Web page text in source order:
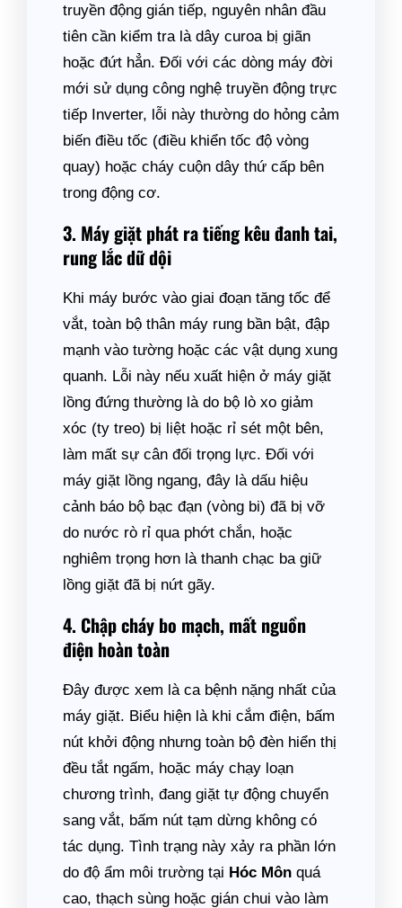
truyền động gián tiếp, nguyên nhân đầu
tiên cần kiểm tra là dây curoa bị giãn
hoặc đứt hẳn. Đối với các dòng máy đời
mới sử dụng công nghệ truyền động trực
tiếp Inverter, lỗi này thường do hỏng cảm
biến điều tốc (điều khiển tốc độ vòng
quay) hoặc cháy cuộn dây thứ cấp bên
trong động cơ.
3. Máy giặt phát ra tiếng kêu đanh tai,
rung lắc dữ dội
Khi máy bước vào giai đoạn tăng tốc để
vắt, toàn bộ thân máy rung bần bật, đập
mạnh vào tường hoặc các vật dụng xung
quanh. Lỗi này nếu xuất hiện ở máy giặt
lồng đứng thường là do bộ lò xo giảm
xóc (ty treo) bị liệt hoặc rỉ sét một bên,
làm mất sự cân đối trọng lực. Đối với
máy giặt lồng ngang, đây là dấu hiệu
cảnh báo bộ bạc đạn (vòng bi) đã bị vỡ
do nước rò rỉ qua phớt chắn, hoặc
nghiêm trọng hơn là thanh chạc ba giữ
lồng giặt đã bị nứt gãy.
4. Chập cháy bo mạch, mất nguồn
điện hoàn toàn
Đây được xem là ca bệnh nặng nhất của
máy giặt. Biểu hiện là khi cắm điện, bấm
nút khởi động nhưng toàn bộ đèn hiển thị
đều tắt ngấm, hoặc máy chạy loạn
chương trình, đang giặt tự động chuyển
sang vắt, bấm nút tạm dừng không có
tác dụng. Tình trạng này xảy ra phần lớn
do độ ẩm môi trường tại Hóc Môn quá
cao, thạch sùng hoặc gián chui vào làm